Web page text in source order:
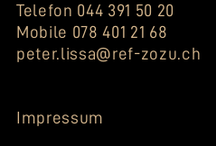
Telefon 044 391 50 20
Mobile 078 401 21 68
peter.lissa@ref-zozu.ch
Impressum